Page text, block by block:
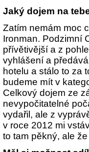
Jaký dojem na
Zatím nemám moc
Ironman. Podzimní
přívětivější a z
vyhlášení a
hotelu a stálo to za
budeme mít v
Celkový dojem ze
nevypočitatelné
vydařil, ale z
v roce 2012 mi
to tam pěkný, ale